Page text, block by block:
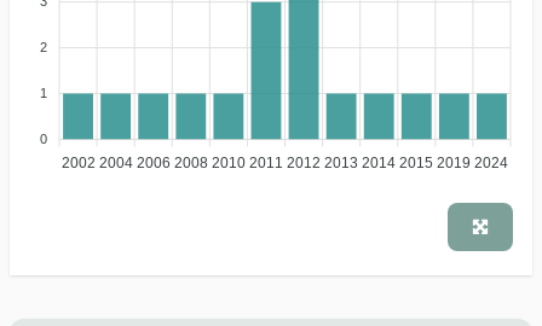
2
1
0
2002 2004 2006 2008 2010 2011 2012 2013 2014 2015 2019 2024